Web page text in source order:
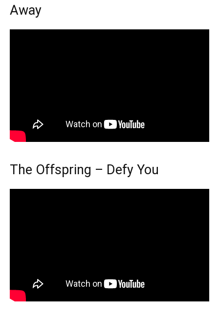
Away
The Offspring – Defy You